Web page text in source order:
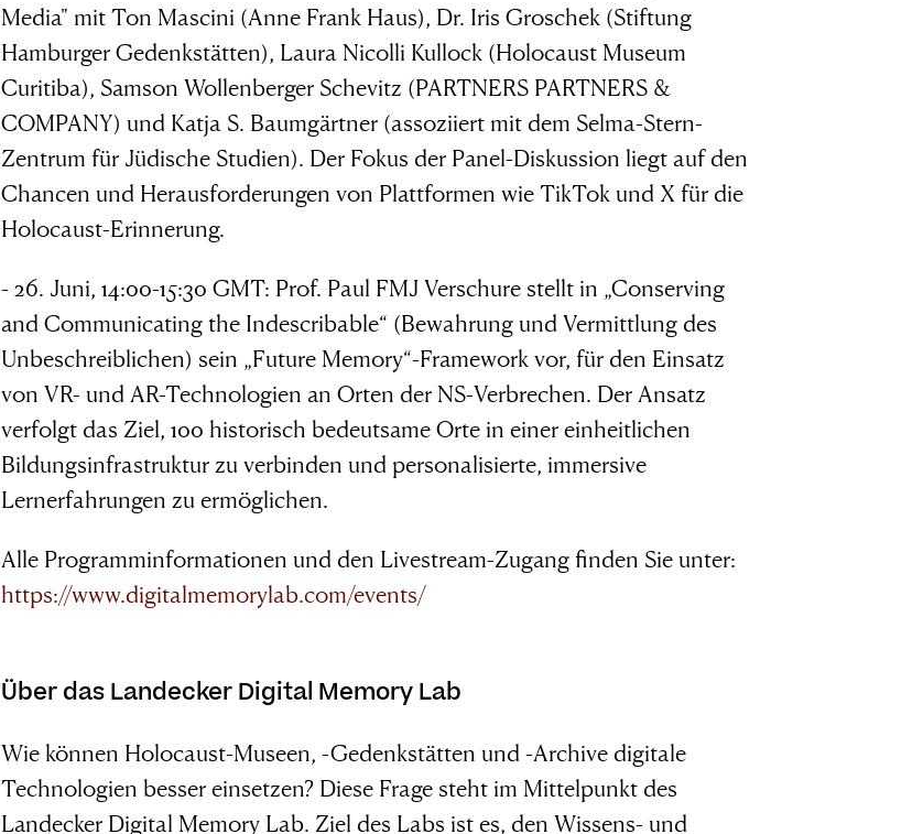
Media" mit Ton Mascini (Anne Frank Haus), Dr. Iris Groschek (Stiftung
Hamburger Gedenkstätten), Laura Nicolli Kullock (Holocaust Museum
Curitiba), Samson Wollenberger Schevitz (PARTNERS PARTNERS &
COMPANY) und Katja S. Baumgärtner (assoziiert mit dem Selma-Stern-
Zentrum für Jüdische Studien). Der Fokus der Panel-Diskussion liegt auf den
Chancen und Herausforderungen von Plattformen wie TikTok und X für die
Holocaust-Erinnerung.
- 26. Juni, 14:00-15:30 GMT: Prof. Paul FMJ Verschure stellt in „Conserving
and Communicating the Indescribable“ (Bewahrung und Vermittlung des
Unbeschreiblichen) sein „Future Memory“-Framework vor, für den Einsatz
von VR- und AR-Technologien an Orten der NS-Verbrechen. Der Ansatz
verfolgt das Ziel, 100 historisch bedeutsame Orte in einer einheitlichen
Bildungsinfrastruktur zu verbinden und personalisierte, immersive
Lernerfahrungen zu ermöglichen.
Alle Programminformationen und den Livestream-Zugang finden Sie unter:
https://www.digitalmemorylab.com/events/
Über das Landecker Digital Memory Lab
Wie können Holocaust-Museen, -Gedenkstätten und -Archive digitale
Technologien besser einsetzen? Diese Frage steht im Mittelpunkt des
Landecker Digital Memory Lab. Ziel des Labs ist es, den Wissens- und